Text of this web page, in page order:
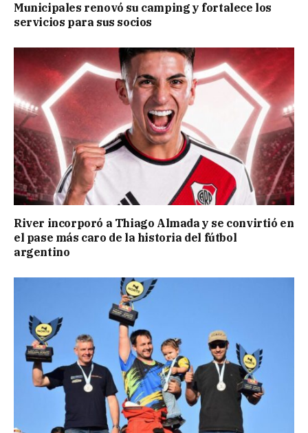
Municipales renovó su camping y fortalece los
servicios para sus socios
River incorporó a Thiago Almada y se convirtió en
el pase más caro de la historia del fútbol
argentino